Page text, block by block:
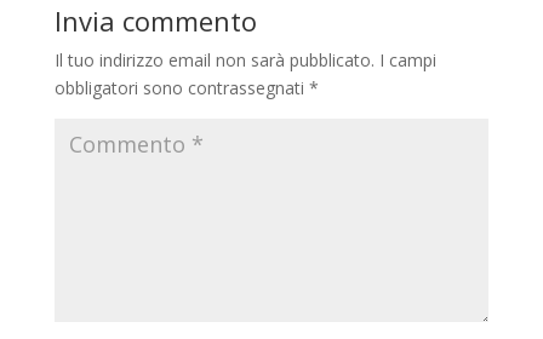
Invia commento
Il tuo indirizzo email non sarà pubblicato. I campi
obbligatori sono contrassegnati *